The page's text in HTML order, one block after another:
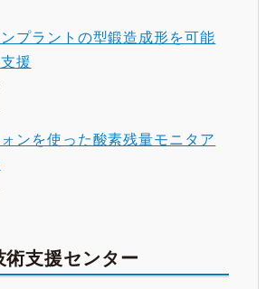
プラントの型鍛造成形を可能
援
ンを使った酸素残量モニタア
術支援センター